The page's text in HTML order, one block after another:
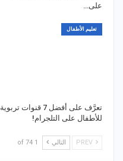
على…
تعليم الأطفال
تعرَّف على أفضل 7 قنوات تربوية
للأطفال على التلجرام!
التالي 1 of 74